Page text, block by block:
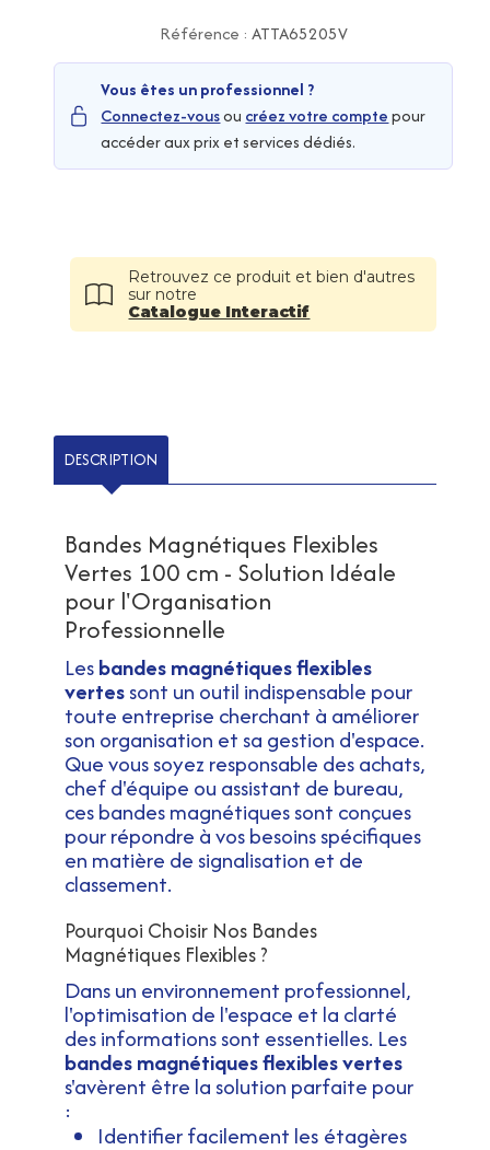
Référence : ATTA65205V
Vous êtes un professionnel ?
Connectez-vousou créez votre comptepour
accéder aux prix et services dédiés.
Retrouvez ce produit et bien d'autres
sur notre
Catalogue Interactif
DESCRIPTION
Bandes Magnétiques Flexibles
Vertes 100 cm - Solution Idéale
pour l'Organisation
Professionnelle
Lesbandes magnétiques flexibles
vertessont un outil indispensable pour
toute entreprise cherchant à améliorer
son organisation et sa gestion d'espace.
Que vous soyez responsable des achats,
chef d'équipe ou assistant de bureau,
ces bandes magnétiques sont conçues
pour répondre à vos besoins spécifiques
en matière de signalisation et de
classement.
Pourquoi Choisir Nos Bandes
Magnétiques Flexibles ?
Dans un environnement professionnel,
l'optimisation de l'espace et la clarté
des informations sont essentielles. Les
bandes magnétiques flexibles vertes
s'avèrent être la solution parfaite pour
:
Identifier facilement les étagères